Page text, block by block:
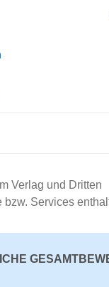
Verlag und Dritten
bzw. Services